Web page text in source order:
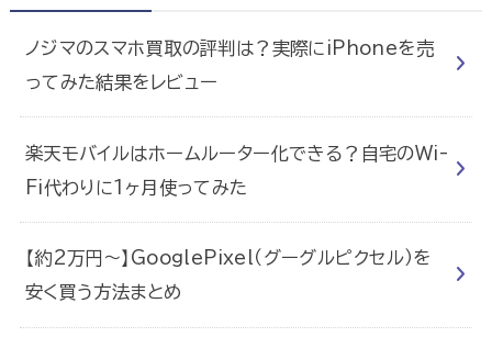
ノジマのスマホ買取の評判は？実際にiPhoneを売
ってみた結果をレビュー
楽天モバイルはホームルーター化できる？自宅のWi-
Fi代わりに1ヶ月使ってみた
【約2万円〜】GooglePixel（グーグルピクセル）を
安く買う方法まとめ